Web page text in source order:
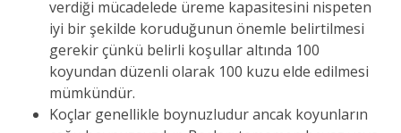
verdiği mücadelede üreme kapasitesini nispeten
iyi bir şekilde koruduğunun önemle belirtilmesi
gerekir çünkü belirli koşullar altında 100
koyundan düzenli olarak 100 kuzu elde edilmesi
mümkündür.
Koçlar genellikle boynuzludur ancak koyunların